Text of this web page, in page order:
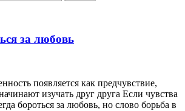
за любовь
появляется как предчувствие,
изучать друг друга Если чувства
бороться за любовь, но слово борьба в